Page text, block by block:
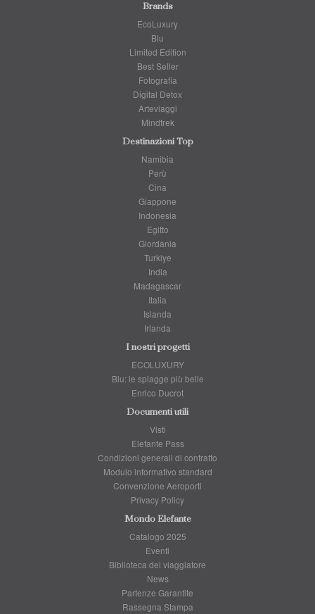
Brands
EcoLuxury
Blu
Limited Edition
Best Seller
Fotografia
Digital Detox
Arteviaggi
Mindtrek
Destinazioni Top
Namibia
Perù
Cina
Giappone
Indonesia
Egitto
Giordania
Turkiye
India
Madagascar
Italia
Islanda
Irlanda
I nostri progetti
ECOLUXURY
Blu: le spiagge più belle
Enrico Ducrot
Documenti utili
Visti
Elefante Pass
Condizioni generali di contratto
Modulo informativo standard
Convenzione Aeroporti
Privacy Policy
Mondo Elefante
Catalogo 2025
Eventi
Biblioteca del viaggiatore
News
Partenze Garantite
Rassegna Stampa